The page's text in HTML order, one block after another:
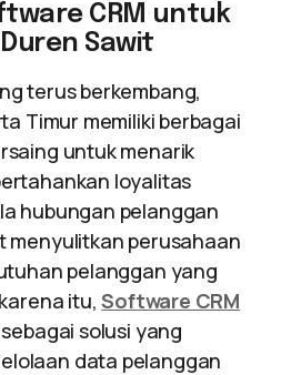
CRM untuk
Sawit
terus berkembang,
Timur memiliki berbagai
untuk menarik
loyalitas
hubungan pelanggan
menyulitkan perusahaan
pelanggan yang
itu,Software CRM
solusi yang
data pelanggan